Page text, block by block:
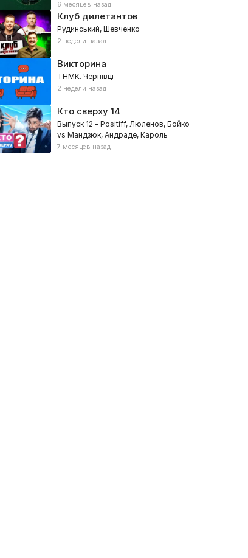
6 месяцев назад
Клуб дилетантов
Рудинський, Шевченко
2 недели назад
Викторина
ТНМК. Чернівці
2 недели назад
Кто сверху14
Выпуск 12 - Positiff, Люленов, Бойко
vs Мандзюк, Андраде, Кароль
7 месяцев назад